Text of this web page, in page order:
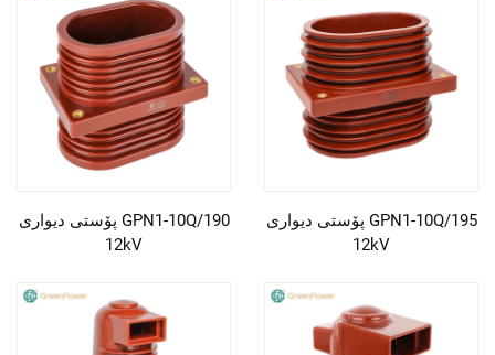
پۆستی دیواری GPN1-10Q/190
12kV
پۆستی دیواری GPN1-10Q/195
12kV